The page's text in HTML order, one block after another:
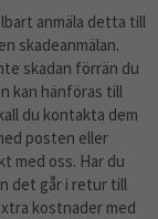
anmäla detta till
skadeanmälan.
skadan förrän du
kan hänföras till
du kontakta dem
posten eller
med oss. Har du
det går i retur till
kostnader med